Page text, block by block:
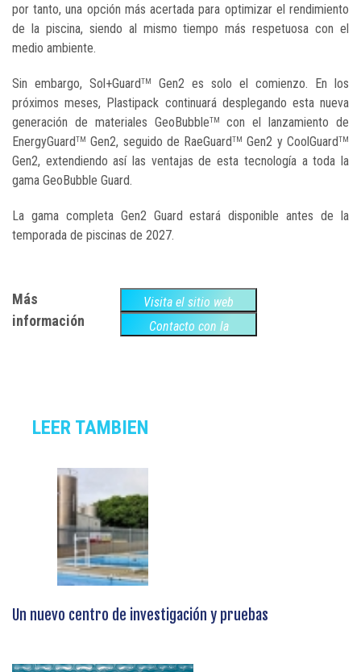
por tanto, una opción más acertada para optimizar el rendimiento
de la piscina, siendo al mismo tiempo más respetuosa con el
medio ambiente.
Sin embargo, Sol+GuardTM
Gen2 es solo el comienzo. En los
próximos meses, Plastipack continuará desplegando esta nueva
generación de materiales GeoBubbleTM
con el lanzamiento de
EnergyGuardTM Gen2, seguido de RaeGuardTM Gen2 y CoolGuardTM
Gen2, extendiendo así las ventajas de esta tecnología a toda la
gama GeoBubble Guard.
La gama completa Gen2 Guard estará disponible antes de la
temporada de piscinas de 2027.
Más
información
Visita el sitio web
Contacto con la
LEER TAMBIEN
Un nuevo centro de investigación y pruebas